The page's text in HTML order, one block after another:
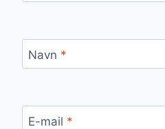
Navn *
E-mail *